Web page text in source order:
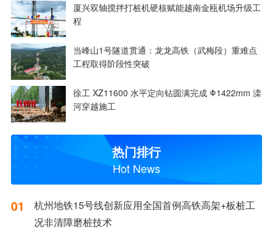
厦兴双轴搅拌打桩机硬核赋能越南金瓯机场升级工
程
当峰山1号隧道贯通：龙龙高铁（武梅段）重难点
工程取得阶段性突破
徐工 XZ11600 水平定向钻圆满完成 Φ1422mm 滦
河穿越施工
热门排行
Hot News
01
杭州地铁15号线创新应用全国首例高铁高架+板桩工
况非清障磨桩技术